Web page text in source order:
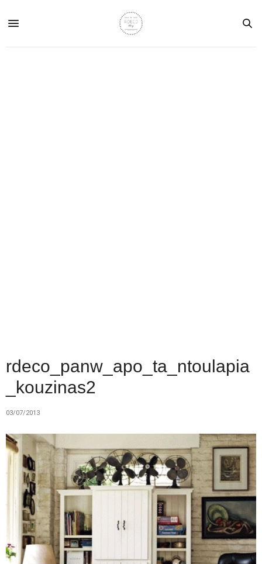
rdeco_panw_apo_ta_ntoulapia
_kouzinas2
03/07/2013